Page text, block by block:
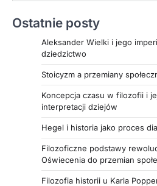
Ostatnie posty
Aleksander Wielki i jego
dziedzictwo
Stoicyzm a przemiany
Koncepcja czasu w filozofii i
interpretacji dziejów
Hegel i historia jako proces
Filozoficzne podstawy
Oświecenia do przemian
Filozofia historii u Karla